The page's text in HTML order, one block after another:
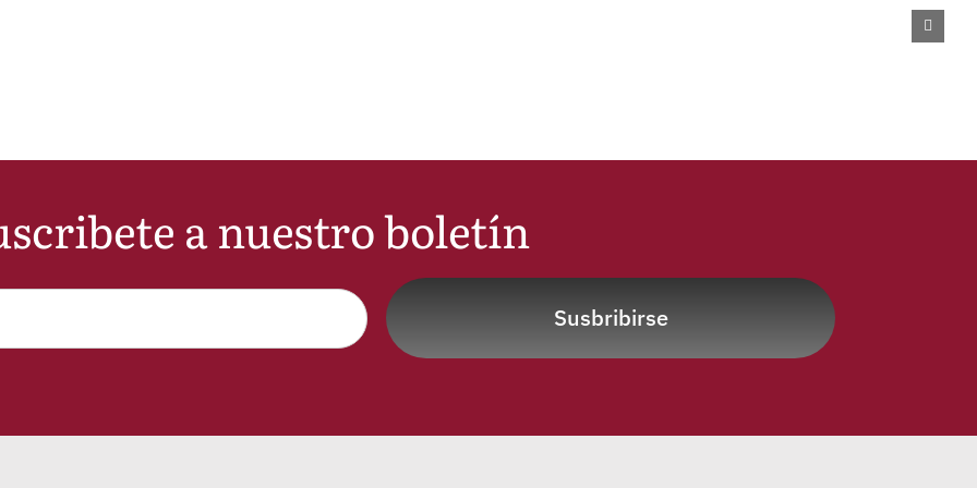
a nuestro boletín
Susbribirse